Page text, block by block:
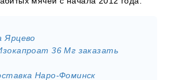
Ярцево
36 Мг заказать
Наро-Фоминск